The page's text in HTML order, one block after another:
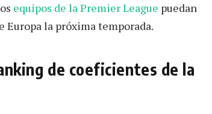
equipos de la Premier League puedan
la próxima temporada.
de coeficientes de la